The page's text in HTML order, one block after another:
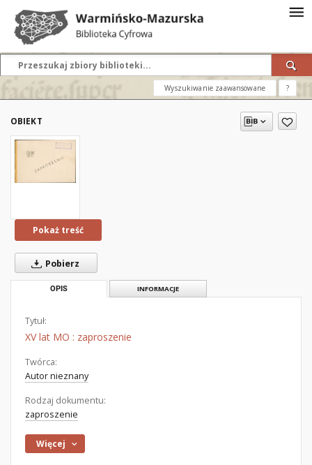
Wyszukiwanie zaawansowane ?
OBIEKT
Pokaż treść
Pobierz
OPIS INFORMACJE
Tytuł:
XV lat MO : zaproszenie
Twórca:
Autor nieznany
Rodzaj dokumentu:
zaproszenie
Więcej